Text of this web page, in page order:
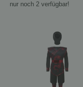
nur noch 2 verfügbar!